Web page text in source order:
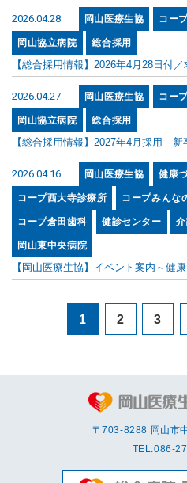
2026.04.28 岡山医療生協 コー
岡山協立病院 総合採用
【総合採用情報】2026年4月28日付
2026.04.27 岡山医療生協 コー
岡山協立病院 総合採用
【総合採用情報】2027年4月採用 新
2026.04.16 岡山医療生協 健康
コープ西大寺診療所 コープみんな
コープ倉田歯科 健診センター
岡山東中央病院
【岡山医療生協】イベント案内～健
1 2 3
〒703-8288 岡⼭市
TEL.086-